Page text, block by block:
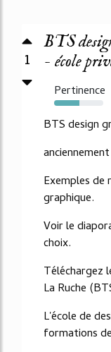
1
BTS
- école
Pertinence
51%
BTS design
Exemples de
graphique.
Voir le
choix.
Téléchargez
La Ruche
L'école de
formations